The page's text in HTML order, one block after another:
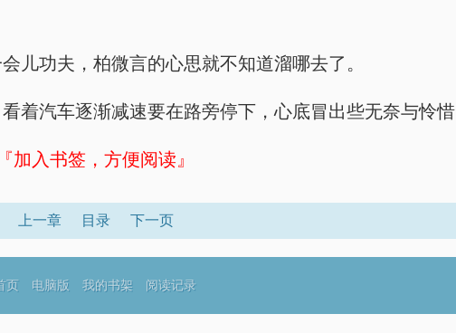
儿功夫，柏微言的心思就不知道溜哪去了。
着汽车逐渐减速要在路旁停下，心底冒出些无奈与怜惜
『加入书签，方便阅读』
上一章 目录 下一页
页 电脑版 我的书架 阅读记录